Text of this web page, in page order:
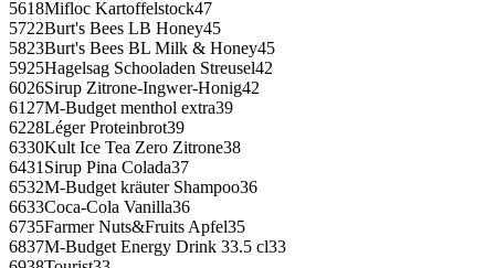
5618Mifloc Kartoffelstock47
5722Burt's Bees LB Honey45
5823Burt's Bees BL Milk & Honey45
5925Hagelsag Schooladen Streusel42
6026Sirup Zitrone-Ingwer-Honig42
6127M-Budget menthol extra39
6228Léger Proteinbrot39
6330Kult Ice Tea Zero Zitrone38
6431Sirup Pina Colada37
6532M-Budget kräuter Shampoo36
6633Coca-Cola Vanilla36
6735Farmer Nuts&Fruits Apfel35
6837M-Budget Energy Drink 33.5 cl33